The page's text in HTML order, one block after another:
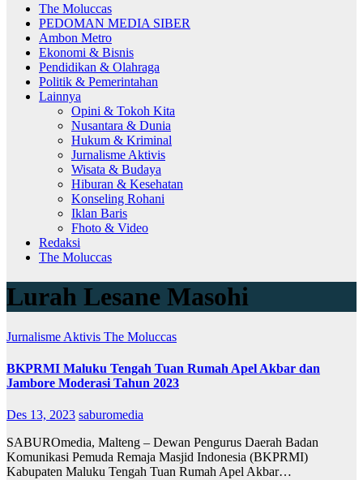
The Moluccas
PEDOMAN MEDIA SIBER
Ambon Metro
Ekonomi & Bisnis
Pendidikan & Olahraga
Politik & Pemerintahan
Lainnya
Opini & Tokoh Kita
Nusantara & Dunia
Hukum & Kriminal
Jurnalisme Aktivis
Wisata & Budaya
Hiburan & Kesehatan
Konseling Rohani
Iklan Baris
Fhoto & Video
Redaksi
The Moluccas
Lurah Lesane Masohi
Jurnalisme Aktivis The Moluccas
BKPRMI Maluku Tengah Tuan Rumah Apel Akbar dan
Jambore Moderasi Tahun 2023
Des 13, 2023 saburomedia
SABUROmedia, Malteng – Dewan Pengurus Daerah Badan
Komunikasi Pemuda Remaja Masjid Indonesia (BKPRMI)
Kabupaten Maluku Tengah Tuan Rumah Apel Akbar…